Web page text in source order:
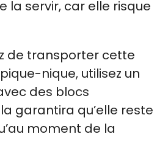
la servir, car elle risque
de transporter cette
nique, utilisez un
des blocs
garantira qu’elle reste
moment de la